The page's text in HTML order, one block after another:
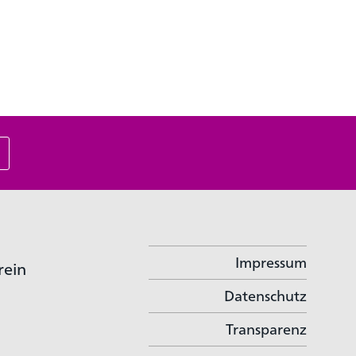
Impressum
Datenschutz
Transparenz